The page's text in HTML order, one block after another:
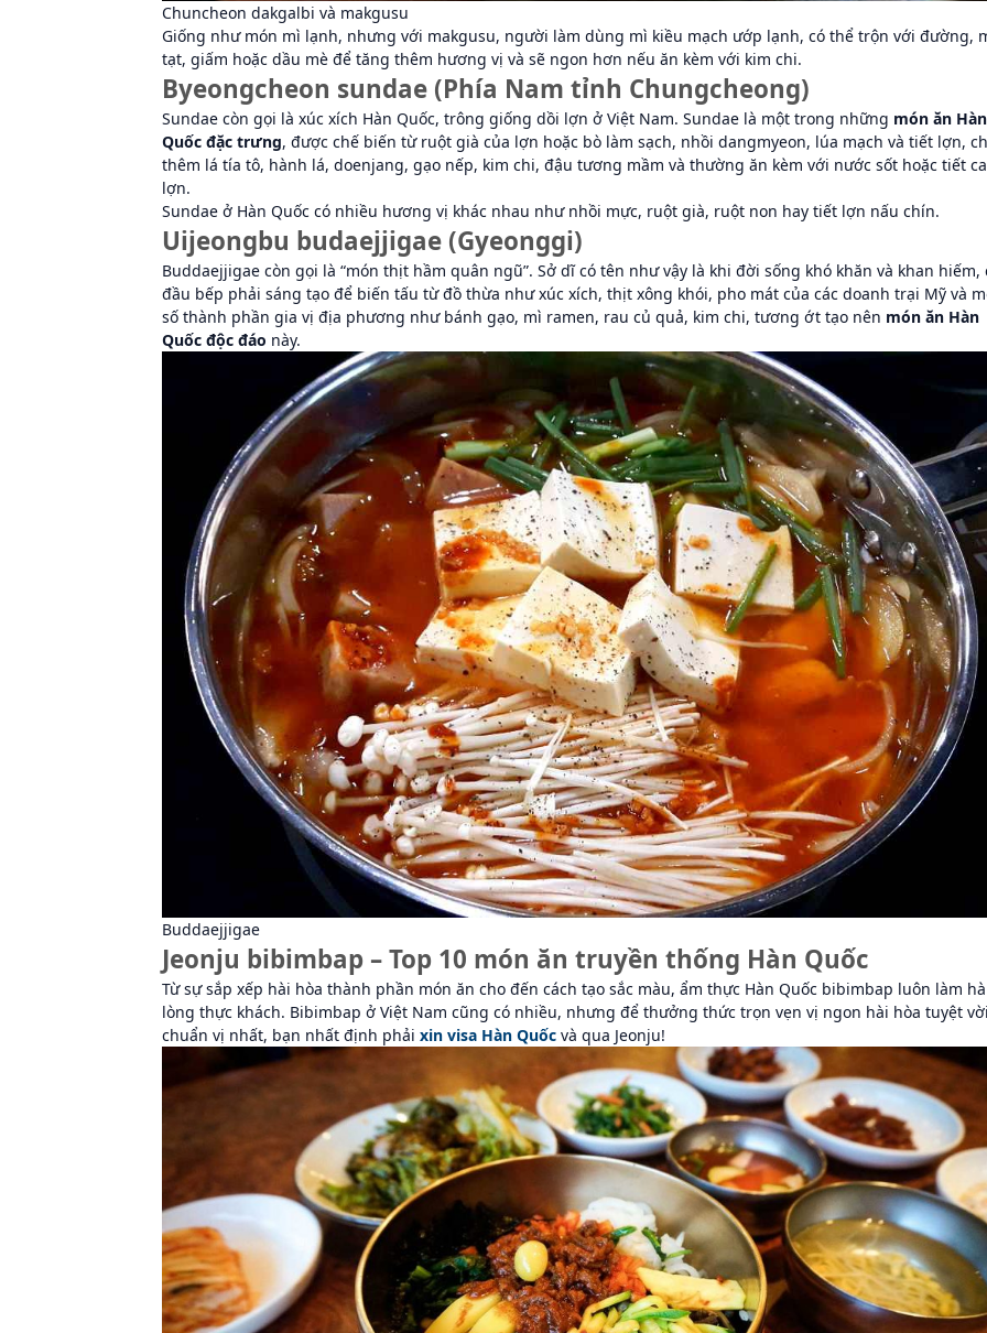
Chuncheon dakgalbi và makgusu
Giống như món mì lạnh, nhưng với makgusu, người làm dùng mì kiều mạch ướp lạnh, có thể trộn với đường,
tạt, giấm hoặc dầu mè để tăng thêm hương vị và sẽ ngon hơn nếu ăn kèm với kim chi.
Byeongcheon sundae (Phía Nam tỉnh Chungcheong)
Sundae còn gọi là xúc xích Hàn Quốc, trông giống dồi lợn ở Việt Nam. Sundae là một trong những món ăn Hàn
Quốc đặc trưng, được chế biến từ ruột già của lợn hoặc bò làm sạch, nhồi dangmyeon, lúa mạch và tiết lợn,
thêm lá tía tô, hành lá, doenjang, gạo nếp, kim chi, đậu tương mầm và thường ăn kèm với nước sốt hoặc tiết
lợn.
Sundae ở Hàn Quốc có nhiều hương vị khác nhau như nhồi mực, ruột già, ruột non hay tiết lợn nấu chín.
Uijeongbu budaejjigae (Gyeonggi)
Buddaejjigae còn gọi là “món thịt hầm quân ngũ”. Sở dĩ có tên như vậy là khi đời sống khó khăn và khan hiếm,
đầu bếp phải sáng tạo để biến tấu từ đồ thừa như xúc xích, thịt xông khói, pho mát của các doanh trại Mỹ và
số thành phần gia vị địa phương như bánh gạo, mì ramen, rau củ quả, kim chi, tương ớt tạo nên món ăn Hàn
Quốc độc đáo này.
Buddaejjigae
Jeonju bibimbap – Top 10 món ăn truyền thống Hàn Quốc
Từ sự sắp xếp hài hòa thành phần món ăn cho đến cách tạo sắc màu, ẩm thực Hàn Quốc bibimbap luôn làm
lòng thực khách. Bibimbap ở Việt Nam cũng có nhiều, nhưng để thưởng thức trọn vẹn vị ngon hài hòa tuyệt
chuẩn vị nhất, bạn nhất định phải xin visa Hàn Quốc và qua Jeonju!